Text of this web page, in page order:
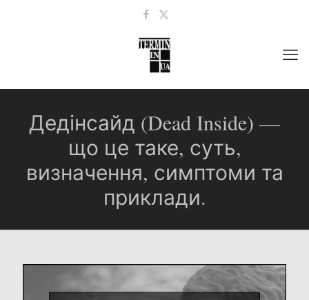
Дедінсайд (Dead Inside) —
що це таке, суть,
визначення, симптоми та
приклади.